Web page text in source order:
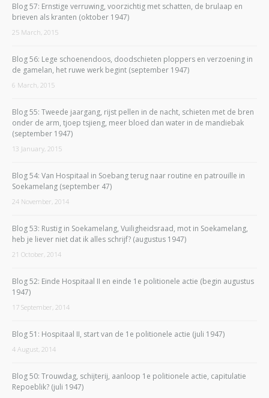
Blog 57: Ernstige verruwing, voorzichtig met schatten, de brulaap en
brieven als kranten (oktober 1947)
25 March, 2015
Blog 56: Lege schoenendoos, doodschieten ploppers en verzoening in
de gamelan, het ruwe werk begint (september 1947)
6 March, 2015
Blog 55: Tweede jaargang, rijst pellen in de nacht, schieten met de bren
onder de arm, tjoep tsjieng, meer bloed dan water in de mandiebak
(september 1947)
13 January, 2015
Blog 54: Van Hospitaal in Soebang terug naar routine en patrouille in
Soekamelang (september 47)
24 November, 2014
Blog 53: Rustig in Soekamelang, Vuiligheidsraad, mot in Soekamelang,
heb je liever niet dat ik alles schrijf? (augustus 1947)
21 October, 2014
Blog 52: Einde Hospitaal II en einde 1e politionele actie (begin augustus
1947)
17 September, 2014
Blog 51: Hospitaal II, start van de 1e politionele actie (juli 1947)
4 August, 2014
Blog 50: Trouwdag, schijterij, aanloop 1e politionele actie, capitulatie
Repoeblik? (juli 1947)